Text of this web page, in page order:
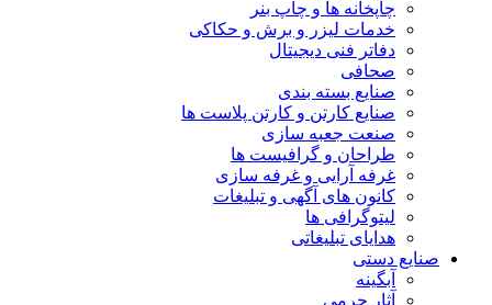
چاپخانه ها و چاپ بنر
خدمات لیزر و برش و حکاکی
دفاتر فنی دیجیتال
صحافی
صنایع بسته بندی
صنایع کارتن و کارتن پلاست ها
صنعت جعبه سازی
طراحان و گرافیست ها
غرفه آرایی و غرفه سازی
کانون های آگهی و تبلیغات
لیتوگرافی ها
هدایای تبلیغاتی
صنایع دستی
آبگینه
آثار چرمی